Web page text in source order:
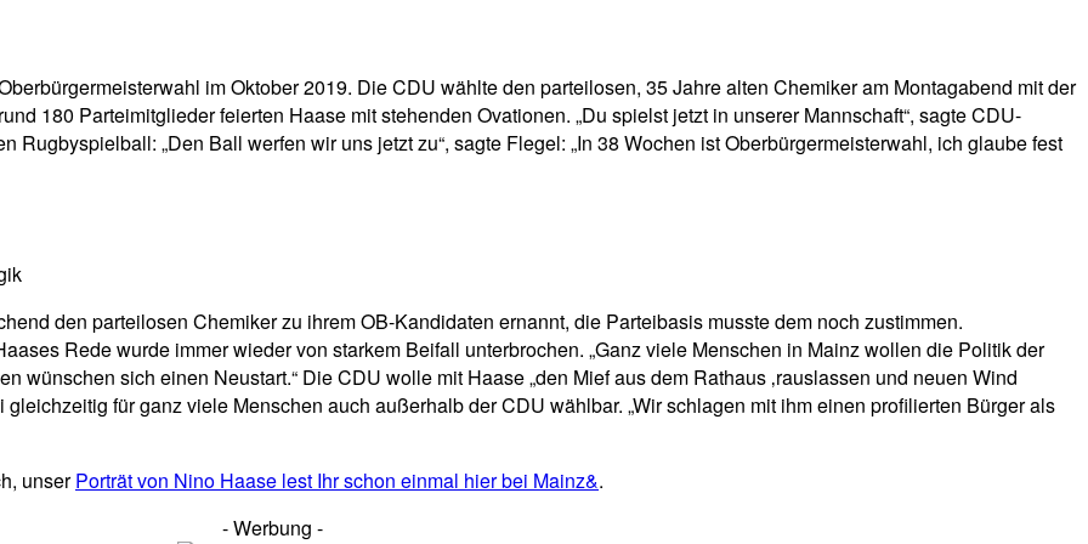
im Oktober 2019. Die CDU wählte den parteilosen, 35 Jahre alten Chemiker am Montagabend mit der
180 Parteimitglieder feierten Haase mit stehenden Ovationen. „Du spielst jetzt in unserer Mannschaft“, sagte CDU-
„Den Ball werfen wir uns jetzt zu“, sagte Flegel: „In 38 Wochen ist Oberbürgermeisterwahl, ich glaube fest
den parteilosen Chemiker zu ihrem OB-Kandidaten ernannt, die Parteibasis musste dem noch zustimmen.
Rede wurde immer wieder von starkem Beifall unterbrochen. „Ganz viele Menschen in Mainz wollen die Politik der
wünschen sich einen Neustart.“ Die CDU wolle mit Haase „den Mief aus dem Rathaus ‚rauslassen und neuen Wind
für ganz viele Menschen auch außerhalb der CDU wählbar. „Wir schlagen mit ihm einen profilierten Bürger als
unserPorträt von Nino Haase lest Ihr schon einmal hier bei Mainz&.
- Werbung -